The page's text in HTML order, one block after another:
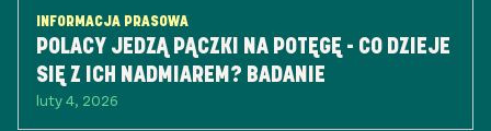
INFORMACJA PRASOWA
POLACY JEDZĄ PĄCZKI NA POTĘGĘ - CO DZIEJE
SIĘ Z ICH NADMIAREM? BADANIE
luty 4, 2026